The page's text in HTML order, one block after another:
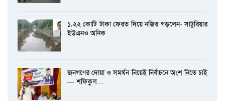
১.২২ কোটি টাকা ফেরত দিয়ে নজির গড়লেন- সাটুরিয়ার
ইউএনও অনিক
জনগণের দোয়া ও সমর্থন নিয়েই নির্বাচনে অংশ নিতে চাই
— শফিকুল…